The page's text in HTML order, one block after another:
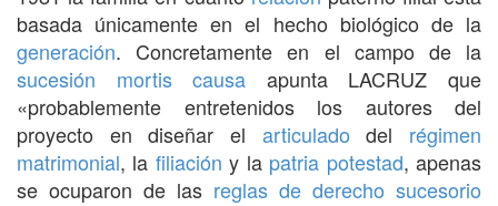
basada únicamente en el hecho biológico de la
generación. Concretamente en el campo de la
sucesión mortis causa apunta LACRUZ que
«probablemente entretenidos los autores del
proyecto en diseñar el articulado del régimen
matrimonial, la filiación y la patria potestad, apenas
se ocuparon de las reglas de derecho sucesorio